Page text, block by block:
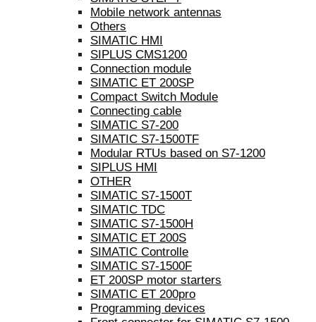
Mobile network antennas
Others
SIMATIC HMI
SIPLUS CMS1200
Connection module
SIMATIC ET 200SP
Compact Switch Module
Connecting cable
SIMATIC S7-200
SIMATIC S7-1500TF
Modular RTUs based on S7-1200
SIPLUS HMI
OTHER
SIMATIC S7-1500T
SIMATIC TDC
SIMATIC S7-1500H
SIMATIC ET 200S
SIMATIC Controlle
SIMATIC S7-1500F
ET 200SP motor starters
SIMATIC ET 200pro
Programming devices